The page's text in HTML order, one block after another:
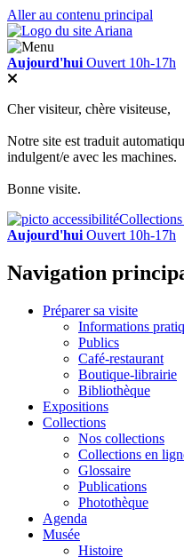
Aller au contenu principal
Aujourd'hui Ouvert 10h-17h
Cher visiteur, chère visiteuse,
Notre site est traduit
indulgent/e avec les machines.
Bonne visite.
Aujourd'hui Ouvert 10h-17h
Navigation
Préparer sa visite
Informations
Publics
Café-restaurant
Boutique-librairie
Bibliothèque
Expositions
Collections
Nos collections
Collections en
Glossaire
Publications
Photothèque
Agenda
Musée
Histoire